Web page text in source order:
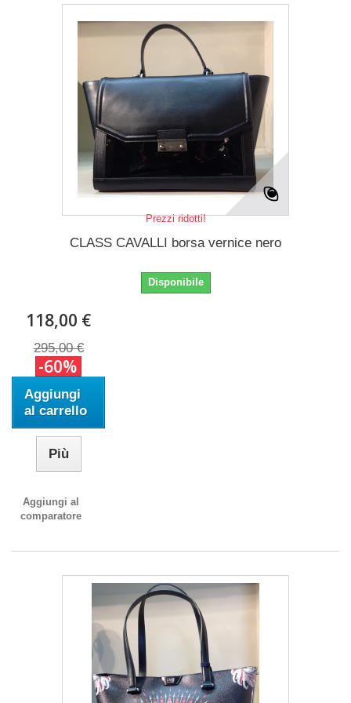
Prezzi ridotti!
CLASS CAVALLI borsa vernice nero
Disponibile
118,00 €
295,00 €
-60%
Aggiungi
al carrello
Più
Aggiungi al
comparatore